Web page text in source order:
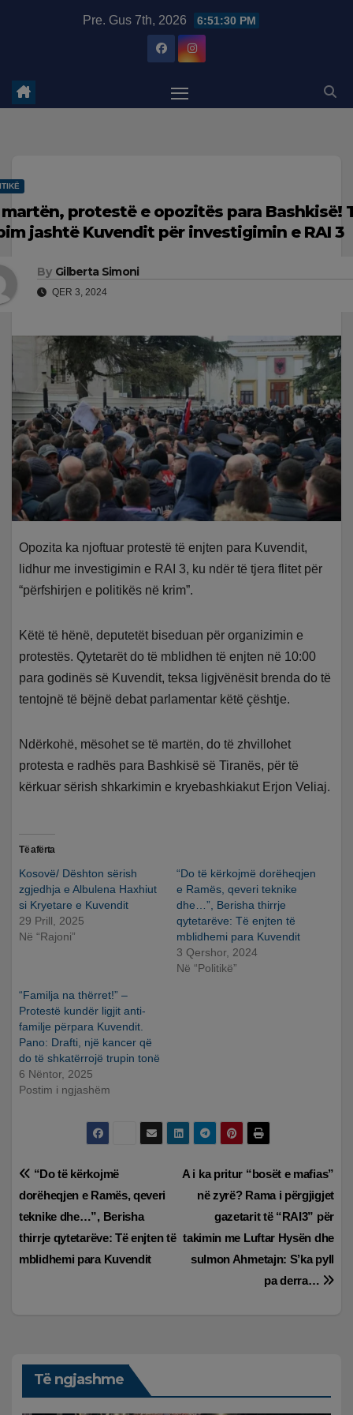
Pre. Gus 7th, 2026 6:51:31 PM
martën, protestë e opozitës para Bashkisë!
jashtë Kuvendit për investigimin e RAI 3
By Gilberta Simoni
QER 3, 2024
Opozita ka njoftuar protestë të enjten para Kuvendit,
lidhur me investigimin e RAI 3, ku ndër të tjera flitet për
“përfshirjen e politikës në krim”.
Këtë të hënë, deputetët biseduan për organizimin e
protestës. Qytetarët do të mblidhen të enjten në 10:00
para godinës së Kuvendit, teksa ligjvënësit brenda do të
tentojnë të bëjnë debat parlamentar këtë çështje.
Ndërkohë, mësohet se të martën, do të zhvillohet
protesta e radhës para Bashkisë së Tiranës, për të
kërkuar sërish shkarkimin e kryebashkiakut Erjon Veliaj.
Të afërta
Kosovë/ Dështon sërish
zgjedhja e Albulena Haxhiut
si Kryetare e Kuvendit
29 Prill, 2025
Në “Rajoni”
“Do të kërkojmë dorëheqjen
e Ramës, qeveri teknike
dhe…”, Berisha thirrje
qytetarëve: Të enjten të
mblidhemi para Kuvendit
3 Qershor, 2024
Në “Politikë”
“Familja na thërret!” –
Protestë kundër ligjit anti-
familje përpara Kuvendit.
Pano: Drafti, një kancer që
do të shkatërrojë trupin tonë
6 Nëntor, 2025
Postim i ngjashëm
Lëvizje
te
postimet
A i ka pritur “bosët e mafias”
në zyrë? Rama i përgjigjet
gazetarit të “RAI3” për
takimin me Luftar Hysën dhe
sulmon Ahmetajn: S’ka pyll
pa derra…
“Do të kërkojmë
dorëheqjen e Ramës, qeveri
teknike dhe…”, Berisha
thirrje qytetarëve: Të enjten të
mblidhemi para Kuvendit
Të ngjashme